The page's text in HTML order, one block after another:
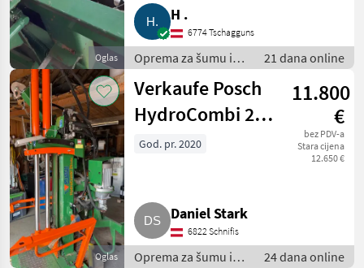
MARKETPLACE
Marketplace
Ponude
trgovaca
Mali
oglasi
Oglas
H .
6774 Tschagguns
Oprema za šumu i
obradu drveta /
Rezači drva
21 dana online
Oglas
Verkaufe Posch
HydroCombi 24
Turbo
11.800
€
bez PDV-a
Stara cijena
12.650 €
God. pr. 2020
Daniel Stark
6822 Schnifis
Oprema za šumu i
24 dana online